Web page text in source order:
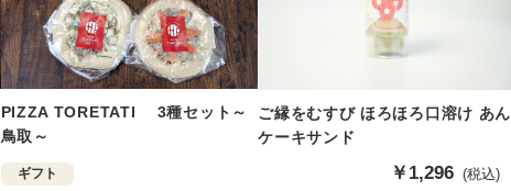
PIZZA TORETATI 3種セット～
鳥取～
ギフト
ご縁をむすび ほろほろ口溶け あん
ケーキサンド
販
￥1,296 (税込)